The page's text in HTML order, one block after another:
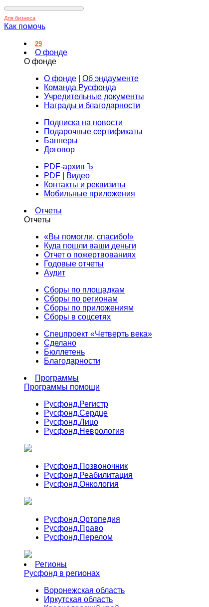
Для бизнеса
Как помочь
29
О фонде
О фонде
О фонде
Об эндаументе
Команда Русфонда
Учредительные документы
Награды и благодарности
Подписка на новости
Подарочные сертификаты
Баннеры
Договор
PDF-архив Ъ
PDF
Видео
Контакты и реквизиты
Мобильные приложения
Отчеты
Отчеты
«Вы помогли, спасибо!»
Куда пошли ваши деньги
Отчет о пожертвованиях
Годовые отчеты
Аудит
Сборы по площадкам
Сборы по регионам
Сборы по приложениям
Сборы в соцсетях
Спецпроект «Четверть века»
Сделано
Бюллетень
Благодарности
Программы
Программы помощи
Русфонд.Регистр
Русфонд.Сердце
Русфонд.Лицо
Русфонд.Неврология
Русфонд.Позвоночник
Русфонд.Реабилитация
Русфонд.Онкология
Русфонд.Ортопедия
Русфонд.Право
Русфонд.Перелом
Регионы
Русфонд в регионах
Воронежская область
Иркутская область